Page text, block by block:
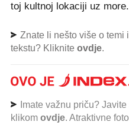
toj kultnoj lokaciji uz more.
Znate li nešto više o temi
tekstu? Kliknite ovdje.
Imate važnu priču? Javite
klikom ovdje. Atraktivne